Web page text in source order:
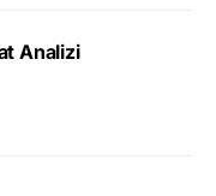
Analizi